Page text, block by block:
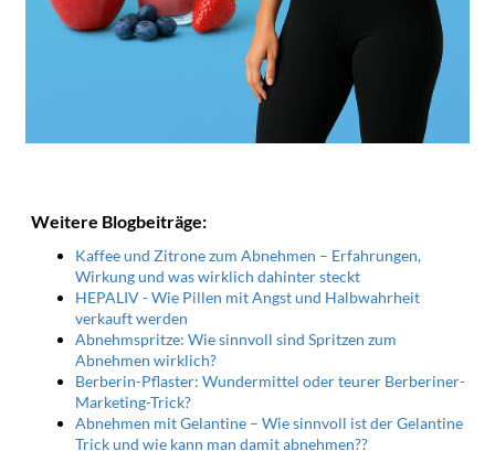
Weitere Blogbeiträge:
Kaffee und Zitrone zum Abnehmen – Erfahrungen,
Wirkung und was wirklich dahinter steckt
HEPALIV - Wie Pillen mit Angst und Halbwahrheit
verkauft werden
Abnehmspritze: Wie sinnvoll sind Spritzen zum
Abnehmen wirklich?
Berberin-Pflaster: Wundermittel oder teurer Berberiner-
Marketing-Trick?
Abnehmen mit Gelantine – Wie sinnvoll ist der Gelantine
Trick und wie kann man damit abnehmen??